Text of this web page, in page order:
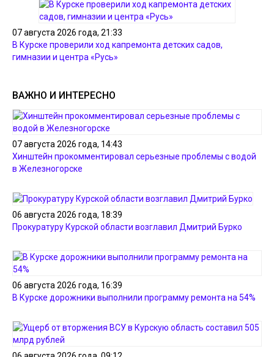
07 августа 2026 года, 21:33
В Курске проверили ход капремонта детских садов,
гимназии и центра «Русь»
ВАЖНО И ИНТЕРЕСНО
07 августа 2026 года, 14:43
Хинштейн прокомментировал серьезные проблемы с водой
в Железногорске
06 августа 2026 года, 18:39
Прокуратуру Курской области возглавил Дмитрий Бурко
06 августа 2026 года, 16:39
В Курске дорожники выполнили программу ремонта на 54%